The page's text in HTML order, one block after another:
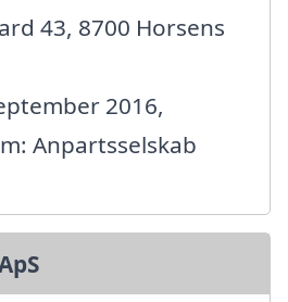
43, 8700 Horsens
2016,
Anpartsselskab